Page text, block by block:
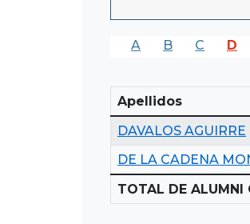
A B C D
Apellidos
DAVALOS AGUIRRE
DE LA CADENA
TOTAL DE ALUMNI